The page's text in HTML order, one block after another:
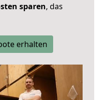
sparen, das
erhalten